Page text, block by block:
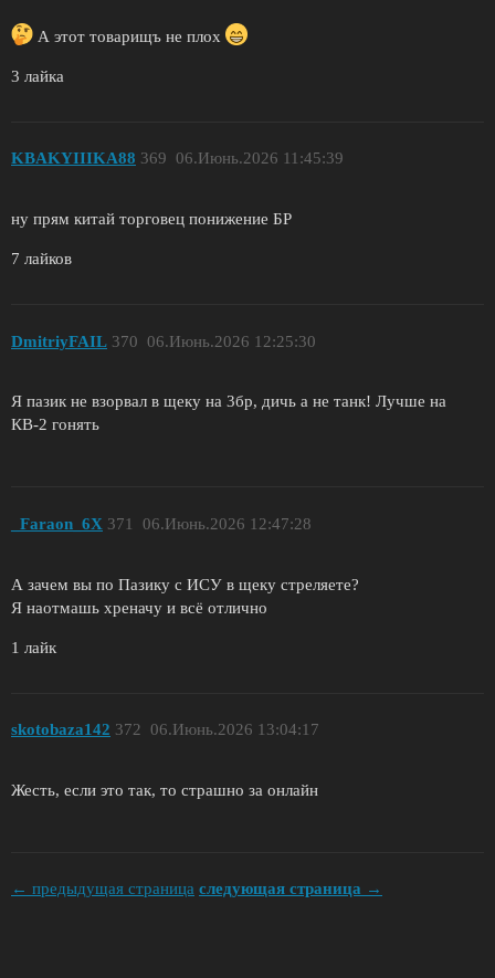
А этот товарищъ не плох
3 лайка
KBAKYIIIKA88 06.Июнь.2026 11:45:39
369
ну прям китай торговец понижение БР
7 лайков
DmitriyFAIL 06.Июнь.2026 12:25:30
370
Я пазик не взорвал в щеку на 3бр, дичь а не танк! Лучше на
КВ-2 гонять
_Faraon_6X 06.Июнь.2026 12:47:28
371
А зачем вы по Пазику с ИСУ в щеку стреляете?
Я наотмашь хреначу и всё отлично
1 лайк
skotobaza142 06.Июнь.2026 13:04:17
372
Жесть, если это так, то страшно за онлайн
← предыдущая страница следующая страница →